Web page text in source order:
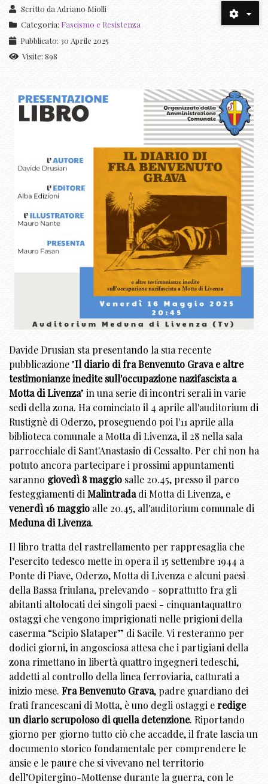
Scritto da Adriano Miolli
Categoria: Fascismo e Resistenza
Pubblicato: 30 Aprile 2025
Visite: 898
Davide Drusian sta presentando la sua recente
pubblicazione "Il diario di fra Benvenuto Grava e altre
testimonianze inedite sull'occupazione nazifascista a
Motta di Livenza" in una serie di incontri serali in varie
sedi della zona. Ha cominciato il 4 aprile all'auditorium di
Rustignè di Oderzo, proseguendo poi l'11 aprile alla
biblioteca comunale a Motta di Livenza, il 28 nella sala
parrocchiale di Sant'Anastasio di Cessalto. Per chi non ha
potuto ancora partecipare i prossimi appuntamenti
saranno giovedì 8 maggio salle 20.45, presso il parco
festeggiamenti di Malintradadi Motta di Livenza, e
venerdì 16 maggio alle 20.45, all'auditorium comunale di
Meduna di Livenza.
Il libro tratta del rastrellamento per rappresaglia che
l’esercito tedesco mette in opera il 15 settembre 1944 a
Ponte di Piave, Oderzo, Motta di Livenza e alcuni paesi
della Bassa friulana, prelevando - soprattutto fra gli
abitanti altolocati dei singoli paesi - cinquantaquattro
ostaggi che vengono imprigionati nelle prigioni della
caserma “Scipio Slataper” di Sacile. Vi resteranno per
dodici giorni, in angosciosa attesa che i partigiani della
zona rimettano in libertà quattro ingegneri tedeschi,
addetti al controllo della linea ferroviaria, catturati a
inizio mese. Fra Benvenuto Grava, padre guardiano dei
frati francescani di Motta, è uno degli ostaggi eredige
un diario scrupoloso di quella detenzione. Riportando
giorno per giorno tutto ciò che accadde, il frate lascia un
documento storico fondamentale per comprendere le
ansie e le paure che si vivevano nel territorio
dell’Opitergino-Mottense durante la guerra, con le